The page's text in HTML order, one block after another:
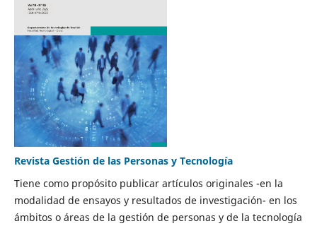
Revista Gestión de las Personas y Tecnología
Tiene como propósito publicar artículos originales -en la
modalidad de ensayos y resultados de investigación- en los
ámbitos o áreas de la gestión de personas y de la tecnología